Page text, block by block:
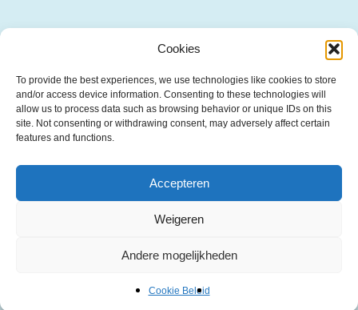
Cookies
To provide the best experiences, we use technologies like cookies to store
and/or access device information. Consenting to these technologies will
allow us to process data such as browsing behavior or unique IDs on this
site. Not consenting or withdrawing consent, may adversely affect certain
features and functions.
Accepteren
Weigeren
Andere mogelijkheden
Cookie Beleid
Wellicht staat je vraag al op onze pagina met;
– Veelgestelde vragen
Contact
Neem contact met ons op via